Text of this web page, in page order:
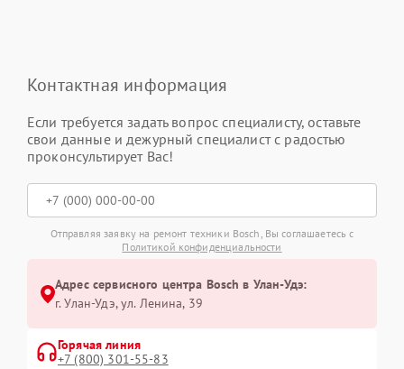
Контактная информация
Если требуется задать вопрос специалисту, оставьте
свои данные и дежурный специалист с радостью
проконсультирует Вас!
Отправляя заявку на ремонт техники Bosch, Вы соглашаетесь с
Политикой конфиденциальности
Адрес сервисного центра Bosch в Улан-Удэ:
г. Улан-Удэ, ул. Ленина, 39
Горячая линия
+7 (800) 301-55-83